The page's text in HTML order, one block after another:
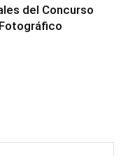
del Concurso